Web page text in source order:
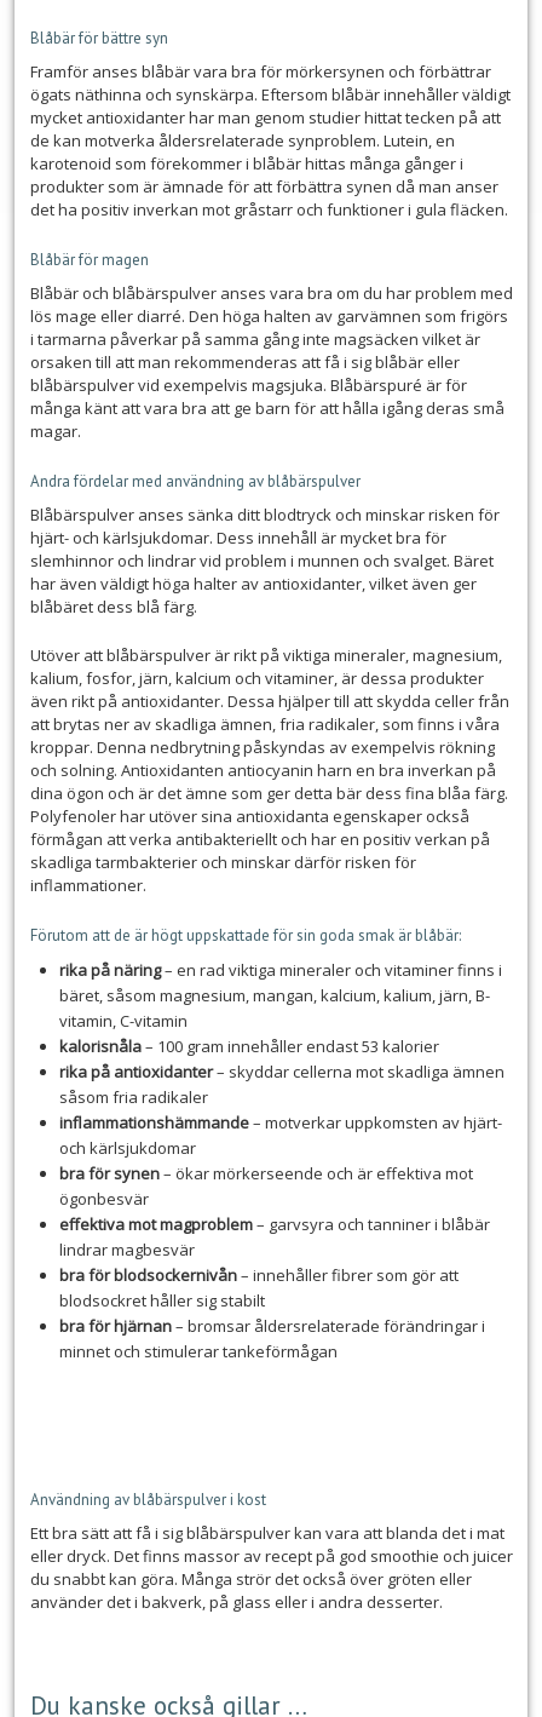
Blåbär för bättre syn
Framför anses blåbär vara bra för mörkersynen och förbättrar
ögats näthinna och synskärpa. Eftersom blåbär innehåller väldigt
mycket antioxidanter har man genom studier hittat tecken på att
de kan motverka åldersrelaterade synproblem. Lutein, en
karotenoid som förekommer i blåbär hittas många gånger i
produkter som är ämnade för att förbättra synen då man anser
det ha positiv inverkan mot gråstarr och funktioner i gula fläcken.
Blåbär för magen
Blåbär och blåbärspulver anses vara bra om du har problem med
lös mage eller diarré. Den höga halten av garvämnen som frigörs
i tarmarna påverkar på samma gång inte magsäcken vilket är
orsaken till att man rekommenderas att få i sig blåbär eller
blåbärspulver vid exempelvis magsjuka. Blåbärspuré är för
många känt att vara bra att ge barn för att hålla igång deras små
magar.
Andra fördelar med användning av blåbärspulver
Blåbärspulver anses sänka ditt blodtryck och minskar risken för
hjärt- och kärlsjukdomar. Dess innehåll är mycket bra för
slemhinnor och lindrar vid problem i munnen och svalget. Bäret
har även väldigt höga halter av antioxidanter, vilket även ger
blåbäret dess blå färg.
Utöver att blåbärspulver är rikt på viktiga mineraler, magnesium,
kalium, fosfor, järn, kalcium och vitaminer, är dessa produkter
även rikt på antioxidanter. Dessa hjälper till att skydda celler från
att brytas ner av skadliga ämnen, fria radikaler, som finns i våra
kroppar. Denna nedbrytning påskyndas av exempelvis rökning
och solning. Antioxidanten antiocyanin harn en bra inverkan på
dina ögon och är det ämne som ger detta bär dess fina blåa färg.
Polyfenoler har utöver sina antioxidanta egenskaper också
förmågan att verka antibakteriellt och har en positiv verkan på
skadliga tarmbakterier och minskar därför risken för
inflammationer.
Förutom att de är högt uppskattade för sin goda smak är blåbär:
rika på näring– en rad viktiga mineraler och vitaminer finns i
bäret, såsom magnesium, mangan, kalcium, kalium, järn, B-
vitamin, C-vitamin
kalorisnåla– 100 gram innehåller endast 53 kalorier
rika på antioxidanter– skyddar cellerna mot skadliga ämnen
såsom fria radikaler
inflammationshämmande– motverkar uppkomsten av hjärt-
och kärlsjukdomar
bra för synen– ökar mörkerseende och är effektiva mot
ögonbesvär
effektiva mot magproblem– garvsyra och tanniner i blåbär
lindrar magbesvär
bra för blodsockernivån– innehåller fibrer som gör att
blodsockret håller sig stabilt
bra för hjärnan– bromsar åldersrelaterade förändringar i
minnet och stimulerar tankeförmågan
Användning av blåbärspulver i kost
Ett bra sätt att få i sig blåbärspulver kan vara att blanda det i mat
eller dryck. Det finns massor av recept på god smoothie och juicer
du snabbt kan göra. Många strör det också över gröten eller
använder det i bakverk, på glass eller i andra desserter.
Du kanske också gillar …